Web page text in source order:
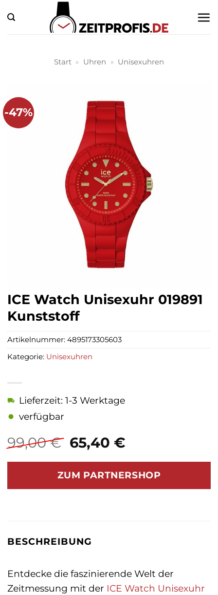
Inhalt
springen
Start » Uhren » Unisexuhren
-47%
ICE Watch Unisexuhr 019891
Kunststoff
99,00€ Ursprünglicher
Preis
war:
99,00 €
65,40 €Aktueller
ist:
65,40 €.
Lieferzeit: 1-3 Werktage
verfügbar
ZUM PARTNERSHOP
Artikelnummer: 4895173305603
Kategorie: Unisexuhren
BESCHREIBUNG
Entdecke die faszinierende Welt der
Zeitmessung mit der ICE Watch Unisexuhr